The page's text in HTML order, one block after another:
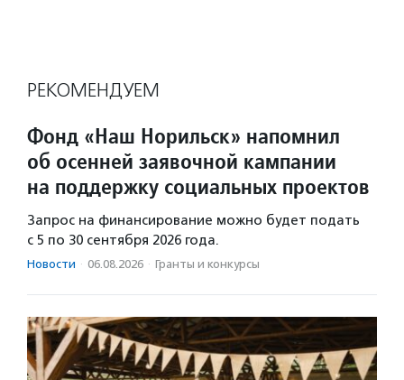
РЕКОМЕНДУЕМ
Фонд «Наш Норильск» напомнил
об осенней заявочной кампании
на поддержку социальных проектов
Запрос на финансирование можно будет подать
с 5 по 30 сентября 2026 года.
Новости · 06.08.2026 · Гранты и конкурсы